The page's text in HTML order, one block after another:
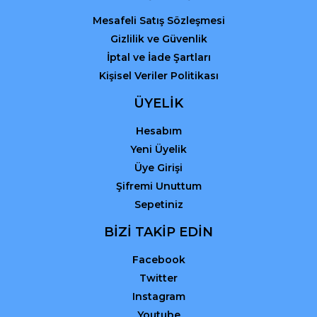
Mesafeli Satış Sözleşmesi
Gizlilik ve Güvenlik
İptal ve İade Şartları
Kişisel Veriler Politikası
ÜYELİK
Hesabım
Yeni Üyelik
Üye Girişi
Şifremi Unuttum
Sepetiniz
BİZİ TAKİP EDİN
Facebook
Twitter
Instagram